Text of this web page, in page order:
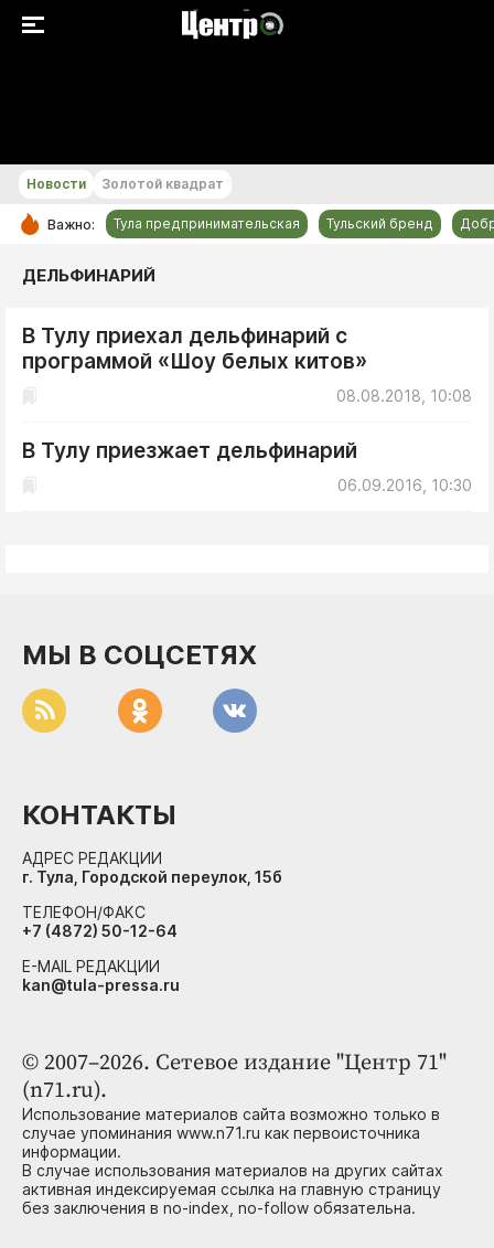
РУБРИКИ
Культура
Происшествия
Тульский бренд
Новости Золотой квадрат
Важно: Тула предпринимательская Тульский бренд
ДЕЛЬФИНАРИЙ
В Тулу приехал дельфинарий с
программой «Шоу белых китов»
08.08.2018, 10:08
В Тулу приезжает дельфинарий
06.09.2016, 10:30
© 2007–2026. Сетевое издание "Центр 71"
(n71.ru).
Использование материалов сайта возможно только в
случае упоминания www.n71.ru как первоисточника
информации.
В случае использования материалов на других сайтах
активная индексируемая ссылка на главную страницу
без заключения в no-index, no-follow обязательна.
МЫ В СОЦСЕТЯХ
КОНТАКТЫ
АДРЕС РЕДАКЦИИ
г. Тула, Городской переулок, 15б
ТЕЛЕФОН/ФАКС
+7 (4872) 50-12-64
E-MAIL РЕДАКЦИИ
kan@tula-pressa.ru